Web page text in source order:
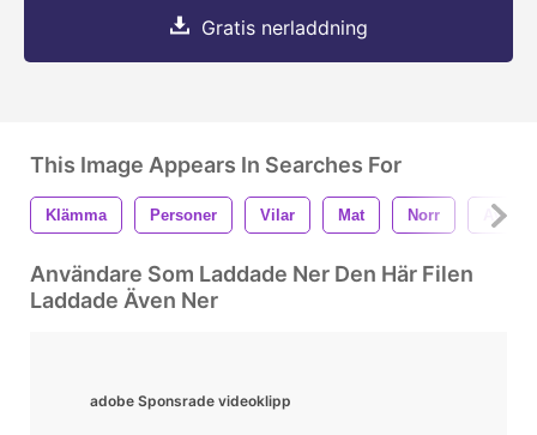
Gratis nerladdning
This Image Appears In Searches For
Klämma Personer Vilar Mat Norr Aveny
Användare Som Laddade Ner Den Här Filen
Laddade Även Ner
adobe Sponsrade videoklipp